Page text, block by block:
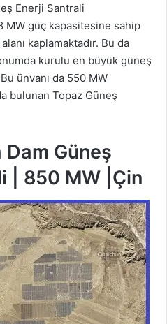
Enerji Santrali
MW güç kapasitesine sahip
kaplamaktadır. Bu da
kurulu en büyük güneş
ünvanı da 550 MW
bulunan Topaz Güneş
Güneş
| 850 MW |Çin